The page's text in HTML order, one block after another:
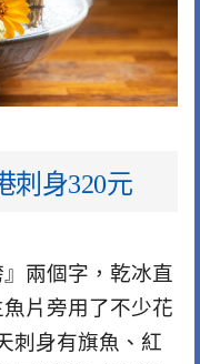
刺身320元
兩個字，乾冰直
片旁用了不少花
刺身有旗魚、紅